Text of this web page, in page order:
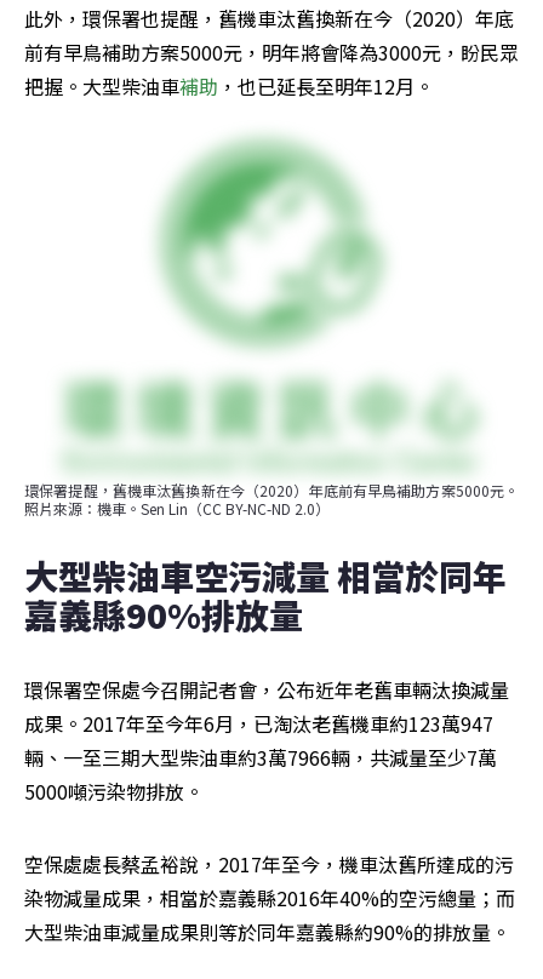
此外，環保署也提醒，舊機車汰舊換新在今（2020）年底
前有早鳥補助方案5000元，明年將會降為3000元，盼民眾
把握。大型柴油車補助 ，也已延長至明年12月。
環保署提醒，舊機車汰舊換新在今（2020）年底前有早鳥補助方案5000元。
照片來源：機車。Sen Lin（CC BY-NC-ND 2.0）
大型柴油車空污減量 相當於同年
嘉義縣90%排放量
環保署空保處今召開記者會，公布近年老舊車輛汰換減量
成果。2017年至今年6月，已淘汰老舊機車約123萬947
輛、一至三期大型柴油車約3萬7966輛，共減量至少7萬
5000噸污染物排放。
空保處處長蔡孟裕說，2017年至今，機車汰舊所達成的污
染物減量成果，相當於嘉義縣2016年40%的空污總量；而
大型柴油車減量成果則等於同年嘉義縣約90%的排放量。